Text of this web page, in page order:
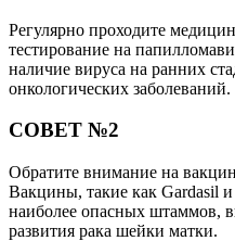
Регулярно проходите
тестирование на
наличие вируса на ранних
онкологических заболеваний.
СОВЕТ №2
Обратите внимание на
Вакцины, такие как Gardasil
наиболее опасных штаммов,
развития рака шейки матки.